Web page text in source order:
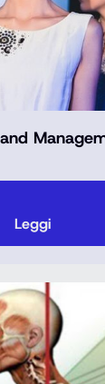
Leggi